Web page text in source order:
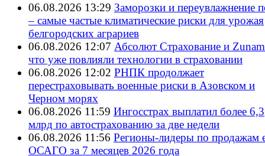
06.08.2026 13:29 Заморозки и переувлажнение
– самые частые климатические риски для урожая
белгородских аграриев
06.08.2026 12:07 Абсолют Страхование и
что уже повлияли технологии в страховании
06.08.2026 12:02 РНПК продолжает
перестраховывать военные риски в Азовском и
Черном морях
06.08.2026 11:59 Ингосстрах выплатил более 6,3
млрд по автострахованию за две недели
06.08.2026 11:56 Регионы-лидеры по продажам
ОСАГО за 7 месяцев 2026 года